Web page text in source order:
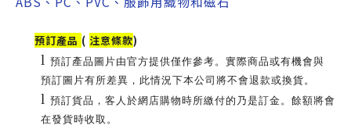
預訂產品 ( 注意條款)
l 預訂產品圖片由官方提供僅作參考。實際商品或有機會與
預訂圖片有所差異，此情況下本公司將不會退款或換貨。
l 預訂貨品，客人於網店購物時所繳付的乃是訂金。 餘額將會
在發貨時收取。